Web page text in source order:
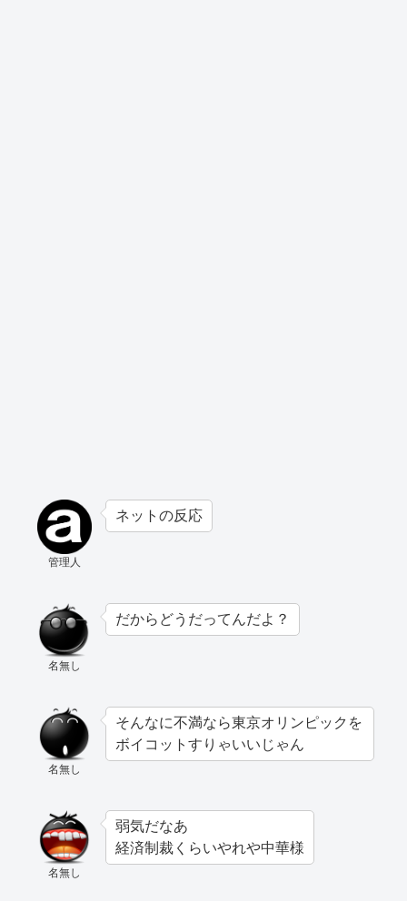
管理人
ネットの反応
名無し
だからどうだってんだよ？
名無し
そんなに不満なら東京オリンピックを
ボイコットすりゃいいじゃん
名無し
弱気だなあ
経済制裁くらいやれや中華様